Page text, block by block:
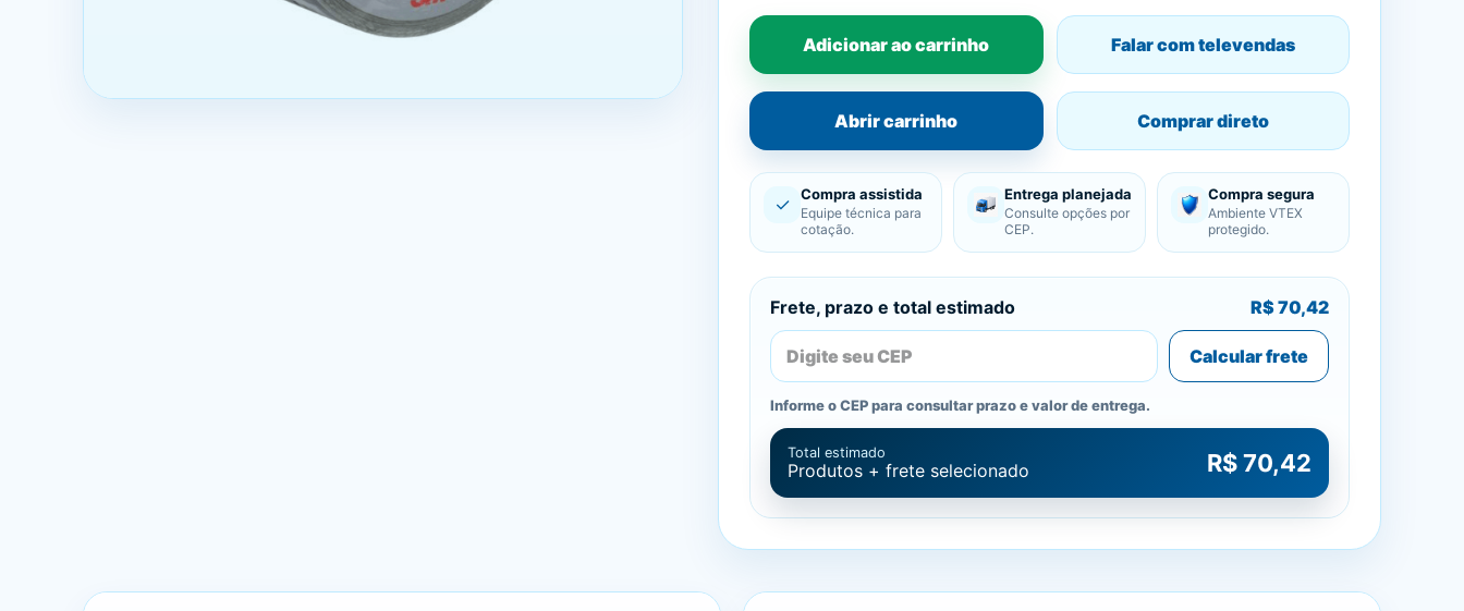
Adicionar ao carrinho Falar com televendas
Abrir carrinho Comprar direto
✓ Compra assistida
Equipe técnica para
cotação.
Entrega planejada
Consulte opções por
CEP.
Compra segura
Ambiente VTEX
protegido.
Frete, prazo e total estimado R$ 70,42
Calcular frete
Informe o CEP para consultar prazo e valor de entrega.
Total estimado
Produtos + frete selecionado R$ 70,42